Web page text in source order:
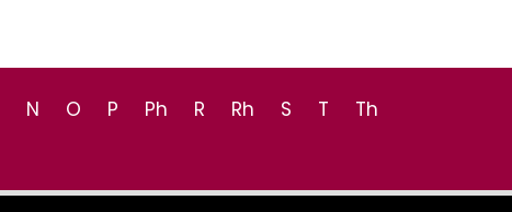
N O P Ph R Rh S T
Th